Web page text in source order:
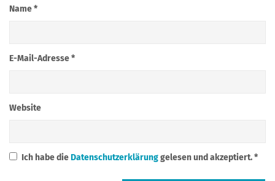
Name*
E-Mail-Adresse*
Website
Ich habe dieDatenschutzerklärunggelesen und akzeptiert.*